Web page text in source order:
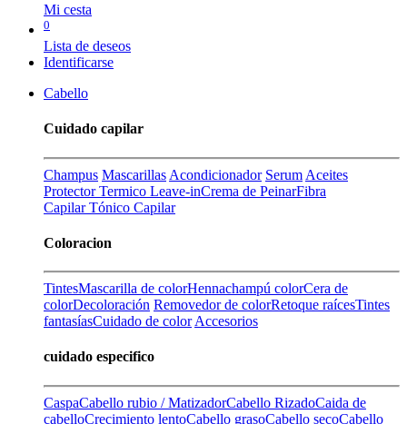
Mi cesta
0
Lista de deseos
Identificarse
Cabello
Cuidado capilar
Champus Mascarillas Acondicionador Serum Aceites
Protector Termico Leave-inCrema de PeinarFibra
CapilarTónico Capilar
Coloracion
TintesMascarilla de colorHennachampú colorCera de
colorDecoloración Removedor de colorRetoque raícesTintes
fantasíasCuidado de color Accesorios
cuidado especifico
CaspaCabello rubio / MatizadorCabello RizadoCaida de
cabelloCrecimiento lentoCabello grasoCabello secoCabello